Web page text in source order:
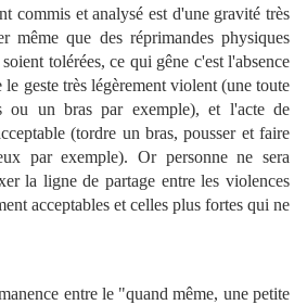
commis et analysé est d'une gravité très
même que des réprimandes physiques
tolérées, ce qui gêne c'est l'absence
geste très légèrement violent (une toute
ou un bras par exemple), et l'acte de
(tordre un bras, pousser et faire
par exemple). Or personne ne sera
la ligne de partage entre les violences
acceptables et celles plus fortes qui ne
entre le "quand même, une petite